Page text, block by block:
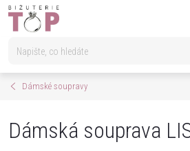
Přejít
Dámské soupravy
Dámská souprava